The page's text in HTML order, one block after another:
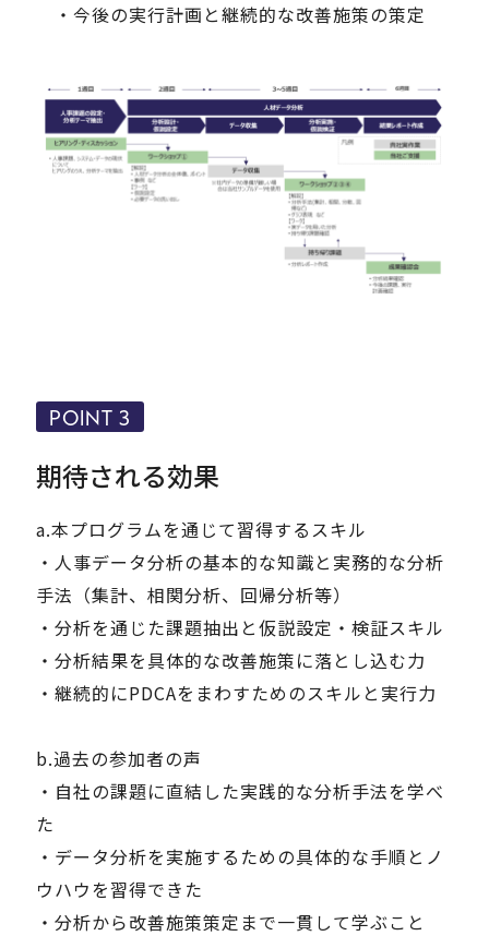
・今後の実行計画と継続的な改善施策の策定
期待される効果
POINT 3
a.本プログラムを通じて習得するスキル
・人事データ分析の基本的な知識と実務的な分析
手法（集計、相関分析、回帰分析等）
・分析を通じた課題抽出と仮説設定・検証スキル
・分析結果を具体的な改善施策に落とし込む力
・継続的にPDCAをまわすためのスキルと実行力
b.過去の参加者の声
・自社の課題に直結した実践的な分析手法を学べ
た
・データ分析を実施するための具体的な手順とノ
ウハウを習得できた
・分析から改善施策策定まで一貫して学ぶこと